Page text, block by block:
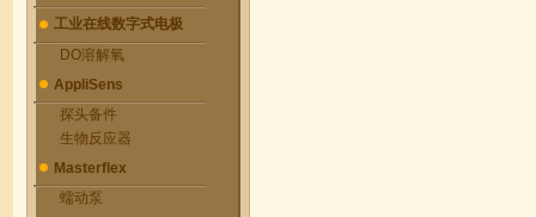
工业在线数字式电极
DO溶解氧
AppliSens
探头备件
生物反应器
Masterflex
蠕动泵